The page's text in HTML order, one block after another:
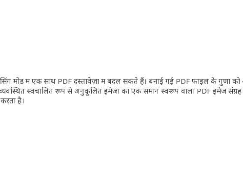
मोड में एक साथ PDF दस्तावेज़ों में बदल सकते हैं। बनाई गई PDF फ़ाइल के गुणों
स्वचालित रूप से अनुकूलित इमेजों का एक समान स्वरूप वाला PDF इमेज
है।